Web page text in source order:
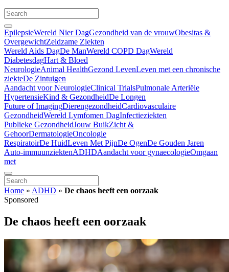
EpilepsieWereld Nier DagGezondheid van de vrouwObesitas &
OvergewichtZeldzame Ziekten
Wereld Aids DagDe ManWereld COPD DagWereld
DiabetesdagHart & Bloed
NeurologieAnimal HealthGezond LevenLeven met een chronische
ziekteDe Zintuigen
Aandacht voor NeurologieClinical TrialsPulmonale Arteriële
HypertensieKind & GezondheidDe Longen
Future of ImagingDierengezondheidCardiovasculaire
GezondheidWereld Lymfomen DagInfectieziekten
Publieke GezondheidJouw BuikZicht &
GehoorDermatologieOncologie
RespiratoirDe HuidLeven Met PijnDe OgenDe Gouden Jaren
Auto-immuunziektenADHDAandacht voor gynaecologieOmgaan
met
Home » ADHD » De chaos heeft een oorzaak
Sponsored
De chaos heeft een oorzaak